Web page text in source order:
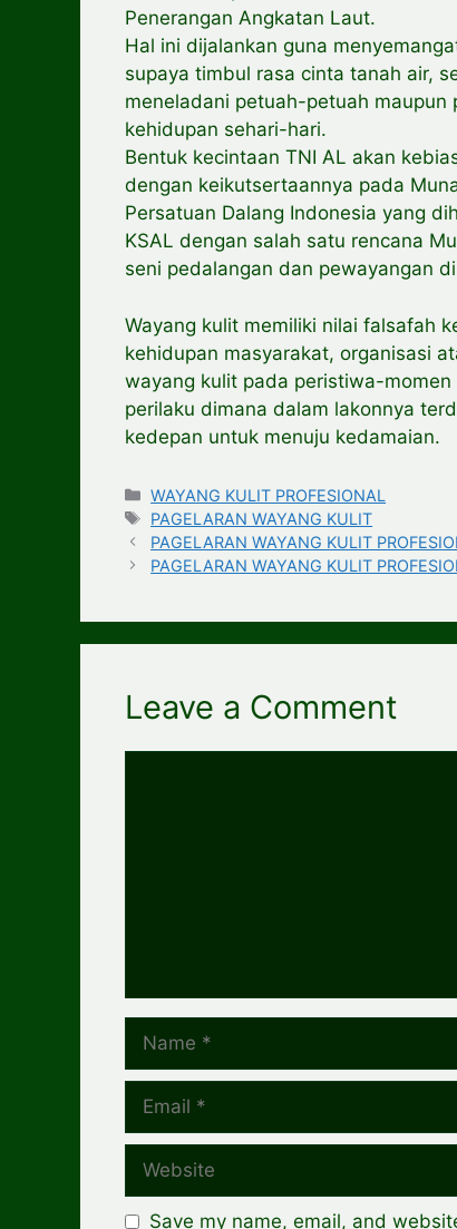
Penerangan Angkatan Laut.
Hal ini dijalankan guna
supaya timbul rasa cinta tanah air,
meneladani petuah-petuah
kehidupan sehari-hari.
Bentuk kecintaan TNI AL akan
dengan keikutsertaannya pada
Persatuan Dalang Indonesia yang
KSAL dengan salah satu rencana
seni pedalangan dan pewayangan
Wayang kulit memiliki nilai falsafah
kehidupan masyarakat, organisasi
wayang kulit pada peristiwa-
perilaku dimana dalam lakonnya
kedepan untuk menuju kedamaian.
Categories
WAYANG KULIT PROFESIONAL
Tags
PAGELARAN WAYANG KULIT
PAGELARAN WAYANG KULIT
PAGELARAN WAYANG KULIT
Leave a Comment
Save my name, email, and